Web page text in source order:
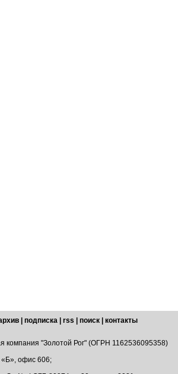
подписка rss поиск
контакты
компания "Золотой Рог" (ОГРН 1162536095358)
«Б», офис 606;